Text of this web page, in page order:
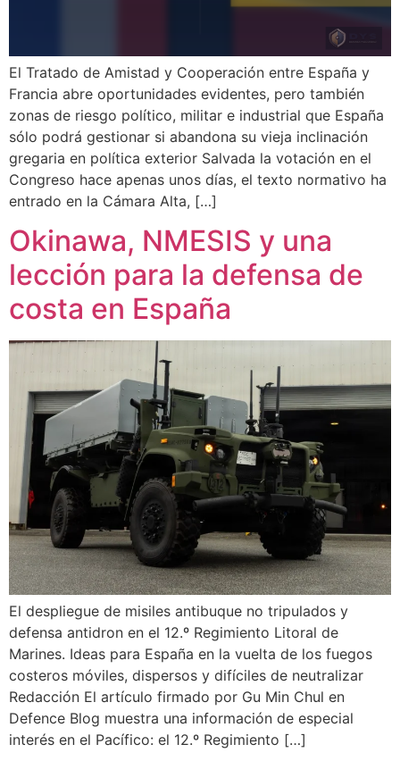
El Tratado de Amistad y Cooperación entre España y
Francia abre oportunidades evidentes, pero también
zonas de riesgo político, militar e industrial que España
sólo podrá gestionar si abandona su vieja inclinación
gregaria en política exterior Salvada la votación en el
Congreso hace apenas unos días, el texto normativo ha
entrado en la Cámara Alta, […]
Okinawa, NMESIS y una
lección para la defensa de
costa en España
El despliegue de misiles antibuque no tripulados y
defensa antidron en el 12.º Regimiento Litoral de
Marines. Ideas para España en la vuelta de los fuegos
costeros móviles, dispersos y difíciles de neutralizar
Redacción El artículo firmado por Gu Min Chul en
Defence Blog muestra una información de especial
interés en el Pacífico: el 12.º Regimiento […]